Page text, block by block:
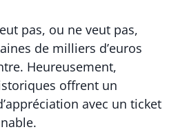
pas, ou ne veut pas,
de milliers d’euros
Heureusement,
offrent un
avec un ticket